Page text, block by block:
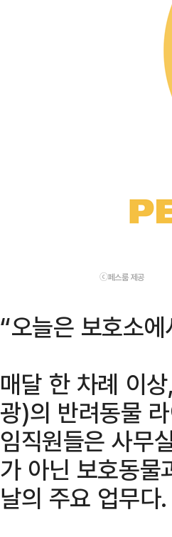
ⓒ페스룸 제공
“오늘은 보호소
매달 한 차례 이
광)의 반려동물
임직원들은 사무
가 아닌 보호동물
날의 주요 업무다.